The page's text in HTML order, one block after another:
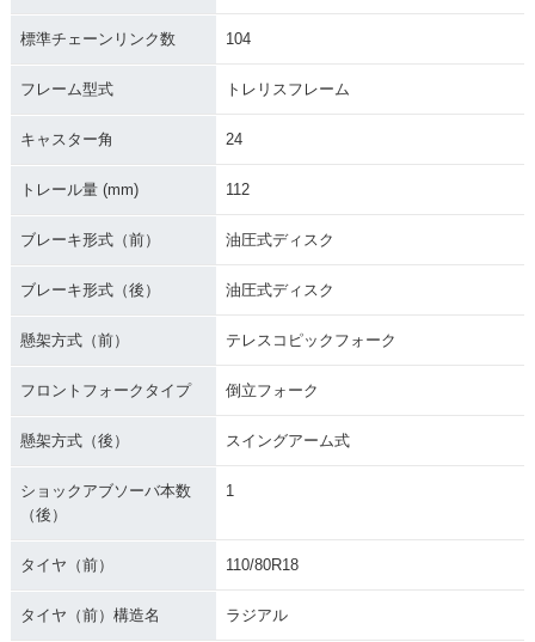
標準チェーンリンク数 104
フレーム型式 トレリスフレーム
キャスター角 24
トレール量 (mm) 112
ブレーキ形式（前） 油圧式ディスク
ブレーキ形式（後） 油圧式ディスク
懸架方式（前） テレスコピックフォーク
フロントフォークタイプ 倒立フォーク
懸架方式（後） スイングアーム式
ショックアブソーバ本数
（後）
1
タイヤ（前） 110/80R18
タイヤ（前）構造名 ラジアル